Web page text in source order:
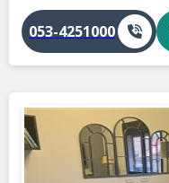
053-4251000